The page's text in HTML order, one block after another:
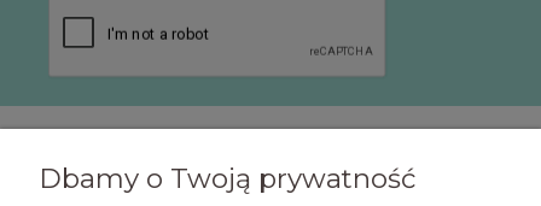
POMOC
Dbamy o Twoją prywatność